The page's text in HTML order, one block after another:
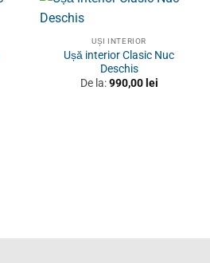
UȘI INTERIOR
Ușă interior Clasic Nuc
Deschis
De la:990,00 lei